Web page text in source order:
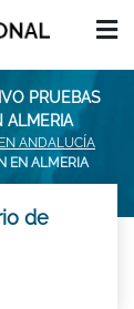
PRUEBAS
ALMERIA
ANDALUCÍA
EN ALMERIA
de